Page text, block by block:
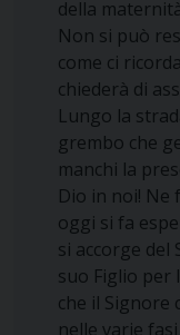
della
Non si può
come ci
chiederà di
Lungo la
grembo che
manchi la
Dio in noi! Ne
oggi si fa
si accorge del
suo Figlio per
che il Signore
nelle varie